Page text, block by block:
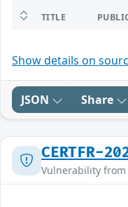
TITLE
Show details on
JSON Share
CERTFR-
Vulnerability from